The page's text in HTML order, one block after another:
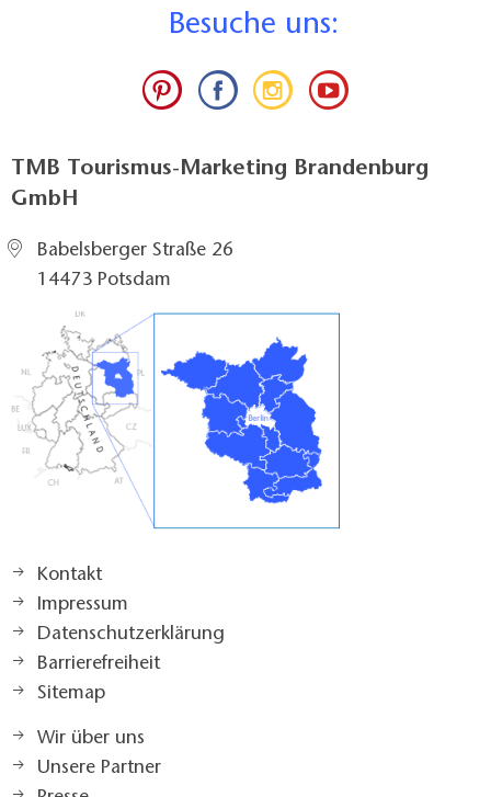
Besuche uns:
TMB Tourismus-Marketing Brandenburg
GmbH
Babelsberger Straße 26
14473 Potsdam
Kontakt
Impressum
Datenschutzerklärung
Barrierefreiheit
Sitemap
Wir über uns
Unsere Partner